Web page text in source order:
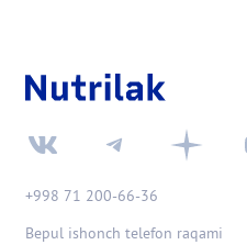
+998 71 200-66-36
Bepul ishonch telefon raqami